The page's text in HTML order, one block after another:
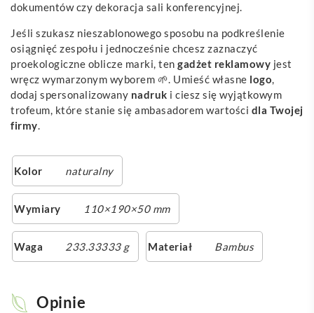
dokumentów czy dekoracja sali konferencyjnej.
Jeśli szukasz nieszablonowego sposobu na podkreślenie
osiągnięć zespołu i jednocześnie chcesz zaznaczyć
proekologiczne oblicze marki, ten gadżet reklamowy jest
wręcz wymarzonym wyborem 🌱. Umieść własne logo,
dodaj spersonalizowany nadruk i ciesz się wyjątkowym
trofeum, które stanie się ambasadorem wartości dla Twojej
firmy.
Kolor naturalny
Wymiary 110×190×50 mm
Waga 233.33333 g Materiał Bambus
Opinie